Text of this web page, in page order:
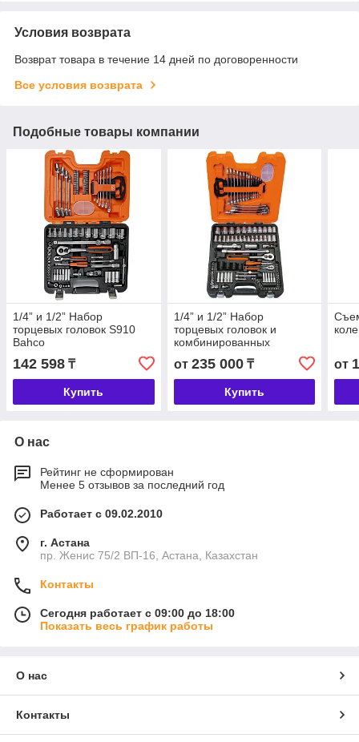
Условия возврата
Возврат товара в течение 14 дней по договоренности
Все условия возврата
Подобные товары компании
1/4” и 1/2” Набор
торцевых головок S910
Bahco
142 598 ₸
Купить
1/4” и 1/2” Набор
торцевых головок и
комбинированных
гаечных ключей S108
Bahco
от 235 000₸
Купить
от
О нас
Рейтинг не сформирован
Менее 5 отзывов за последний год
Работает с 09.02.2010
г. Астана
пр. Женис 75/2 ВП-16, Астана, Казахстан
Контакты
Сегодня работает с 09:00 до 18:00
Показать весь график работы
О нас
Контакты